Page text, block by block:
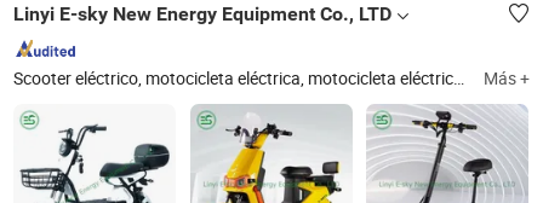
Linyi E-sky New Energy Equipment Co., LTD
Más +